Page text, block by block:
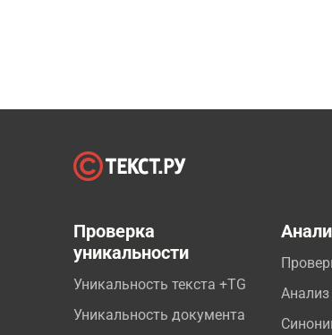
Проверка
уникальности
Уникальность текста +TG
Уникальность документа
Анализ